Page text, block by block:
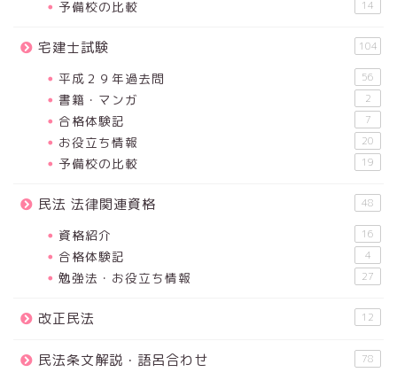
予備校の比較 14
宅建士試験 104
平成２９年過去問 56
書籍・マンガ 2
合格体験記 7
お役立ち情報 20
予備校の比較 19
民法 法律関連資格 48
資格紹介 16
合格体験記 4
勉強法・お役立ち情報 27
改正民法 12
民法条文解説・語呂合わせ 78